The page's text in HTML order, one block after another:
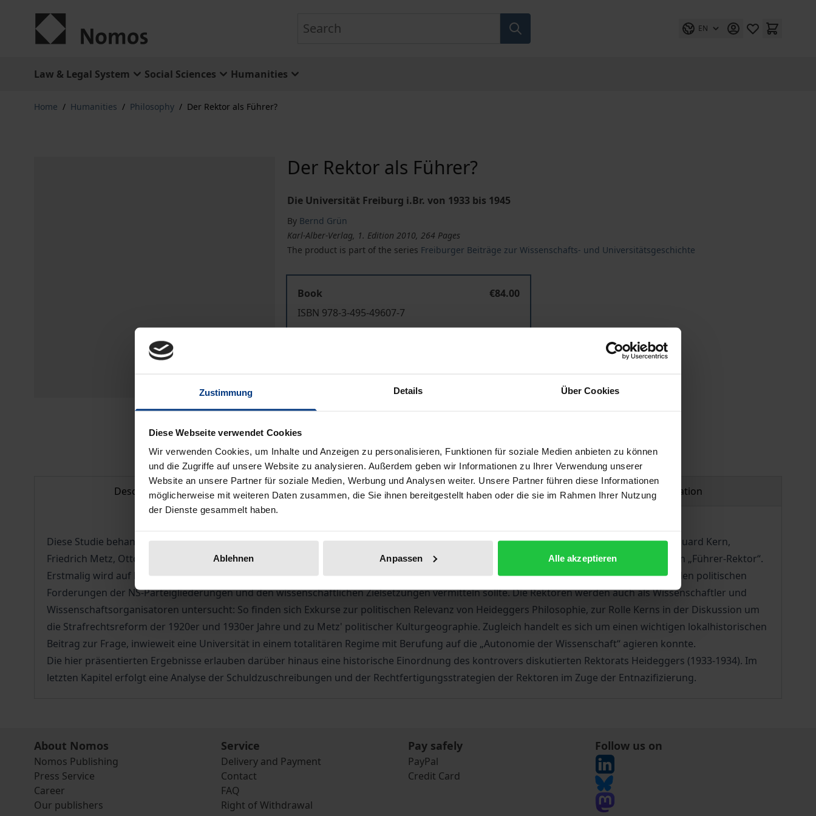
Zustimmung Details Über Cookies
Diese Webseite verwendet Cookies
Wir verwenden Cookies, um Inhalte und Anzeigen zu personalisieren, Funktionen für soziale Medien anbieten zu können
und die Zugriffe auf unsere Website zu analysieren. Außerdem geben wir Informationen zu Ihrer Verwendung unserer
Website an unsere Partner für soziale Medien, Werbung und Analysen weiter. Unsere Partner führen diese Informationen
möglicherweise mit weiteren Daten zusammen, die Sie ihnen bereitgestellt haben oder die sie im Rahmen Ihrer Nutzung
der Dienste gesammelt haben.
Ablehnen Anpassen Alle akzeptieren
EN
Law & Legal System Social Sciences Humanities
Home / Humanities / Philosophy / Der Rektor als Führer?
Der Rektor als Führer?
Die Universität Freiburg i.Br. von 1933 bis 1945
By Bernd Grün
Karl-Alber-Verlag, 1. Edition 2010, 264 Pages
The product is part of the series Freiburger Beiträge zur Wissenschafts- und Universitätsgeschichte
Book
€84.00
ISBN 978-3-495-49607-7
Available
Add to Cart
Delivery cost notice
Description Bibliographical data Product safety information
Diese Studie behandelt die Rektoren der Universität Freiburg i. Br. zwischen 1933 und 1945: Wilhelm von Möllendorff, Martin Heidegger, Eduard Kern,
Friedrich Metz, Otto Mangold und Wilhelm Süss. Im Zentrum steht die Frage nach der Umsetzung des nationalsozialistischen Dogmas vom „Führer-Rektor“.
Erstmalig wird auf breiter Quellenbasis und vergleichend eine nationalsozialistische Funktionselite in den Blick genommen, die zwischen den politischen
Forderungen der NS-Parteigliederungen und den wissenschaftlichen Zielsetzungen vermitteln sollte. Die Rektoren werden auch als Wissenschaftler und
Wissenschaftsorganisatoren untersucht: So finden sich Exkurse zur politischen Relevanz von Heideggers Philosophie, zur Rolle Kerns in der Diskussion um
die Strafrechtsreform der 1920er und 1930er Jahre und zu Metz' politischer Kulturgeographie. Zugleich handelt es sich um einen wichtigen lokalhistorischen
Beitrag zur Frage, inwieweit eine Universität in einem totalitären Regime mit Berufung auf die „Autonomie der Wissenschaft“ agieren konnte.
Die hier präsentierten Ergebnisse erlauben darüber hinaus eine historische Einordnung des kontrovers diskutierten Rektorats Heideggers (1933-1934). Im
letzten Kapitel erfolgt eine Analyse der Schuldzuschreibungen und der Rechtfertigungsstrategien der Rektoren im Zuge der Entnazifizierung.
About Nomos
Nomos Publishing
Press Service
Career
Our publishers
Service
Delivery and Payment
Contact
FAQ
Right of Withdrawal
Pay safely
PayPal
Credit Card
Follow us on